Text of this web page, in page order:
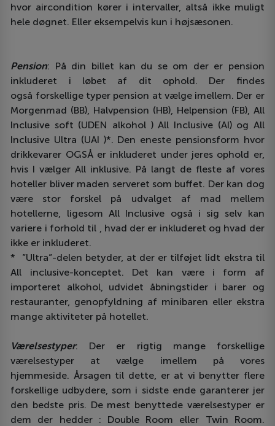
hvor aircondition kører i intervaller, altså ikke muligt
hele døgnet. Eller eksempelvis kun i højsæsonen.
Pension: På din billet kan du se om der er pension
inkluderet i løbet af dit ophold. Der findes
også forskellige typer pension at vælge imellem. Der er
Morgenmad (BB), Halvpension (HB), Helpension (FB), All
Inclusive soft (UDEN alkohol ) All Inclusive (AI) og All
Inclusive Ultra (UAI )*. Den eneste pensionsform hvor
drikkevarer OGSÅ er inkluderet under jeres ophold er,
hvis I vælger All inklusive. På langt de fleste af vores
hoteller bliver maden serveret som buffet. Der kan dog
være stor forskel på udvalget af mad mellem
hotellerne, ligesom All Inclusive også i sig selv kan
variere i forhold til , hvad der er inkluderet og hvad der
ikke er inkluderet.
* ”Ultra”-delen betyder, at der er tilføjet lidt ekstra til
All inclusive-konceptet. Det kan være i form af
importeret alkohol, udvidet åbningstider i barer og
restauranter, genopfyldning af minibaren eller ekstra
mange aktiviteter på hotellet.
Værelsestyper: Der er rigtig mange forskellige
værelsestyper at vælge imellem på vores
hjemmeside. Årsagen til dette, er at vi benytter flere
forskellige udbydere, som i sidste ende garanterer jer
den bedste pris. De mest benyttede værelsestyper er
dem der hedder : Double Room eller Twin Room.